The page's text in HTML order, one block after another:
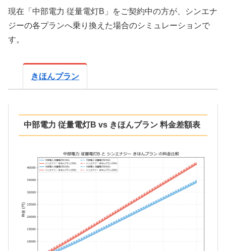
現在「中部電力 従量電灯B」をご契約中の方が、シンエナ
ジーの各プランへ乗り換えた場合のシミュレーションで
す。
きほんプラン
中部電力 従量電灯B vs きほんプラン 料金差額表